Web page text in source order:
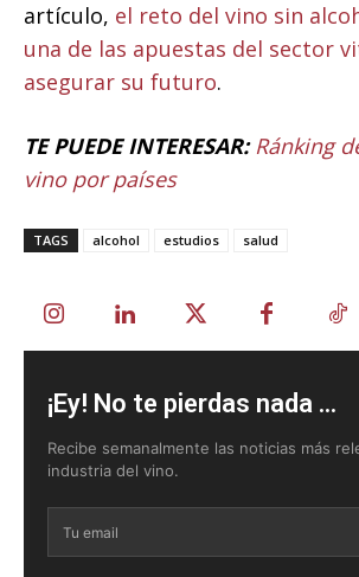
artículo, el reto del vino sin
una de las apuestas del sector
asegurar su futuro.
TE PUEDE INTERESAR: Ránking
vino por países
TAGS alcohol estudios salud
¡Ey! No te pierdas nada ...
Recibe semanalmente las noticias más
industria del vino.